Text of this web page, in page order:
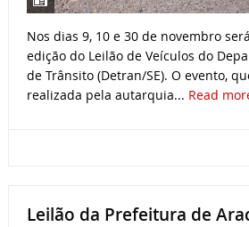
Nos dias 9, 10 e 30 de novembro
edição do Leilão de Veículos do
de Trânsito (Detran/SE). O evento,
realizada pela autarquia... Read
Leilão da Prefeitura de